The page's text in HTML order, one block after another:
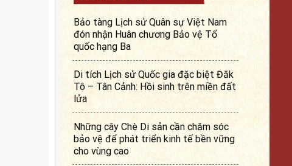
Bảo tàng Lịch sử Quân sự Việt Nam
đón nhận Huân chương Bảo vệ Tổ
quốc hạng Ba
Di tích Lịch sử Quốc gia đặc biệt Đăk
Tô – Tân Cảnh: Hồi sinh trên miền đất
lửa
Những cây Chè Di sản cần chăm sóc
bảo vệ để phát triển kinh tế bền vững
cho vùng cao